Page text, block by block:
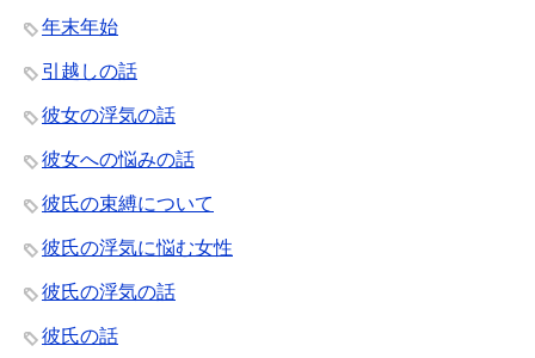
年末年始
引越しの話
彼女の浮気の話
彼女への悩みの話
彼氏の束縛について
彼氏の浮気に悩む女性
彼氏の浮気の話
彼氏の話